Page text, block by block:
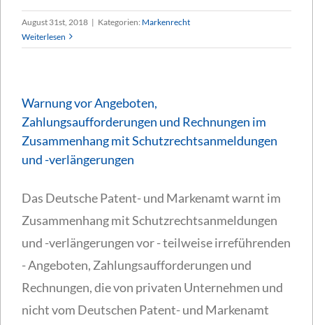
August 31st, 2018 | Kategorien: Markenrecht
Weiterlesen
Warnung vor Angeboten,
Zahlungsaufforderungen und Rechnungen im
Zusammenhang mit Schutzrechtsanmeldungen
und -verlängerungen
Das Deutsche Patent- und Markenamt warnt im
Zusammenhang mit Schutzrechtsanmeldungen
und -verlängerungen vor - teilweise irreführenden
- Angeboten, Zahlungsaufforderungen und
Rechnungen, die von privaten Unternehmen und
nicht vom Deutschen Patent- und Markenamt